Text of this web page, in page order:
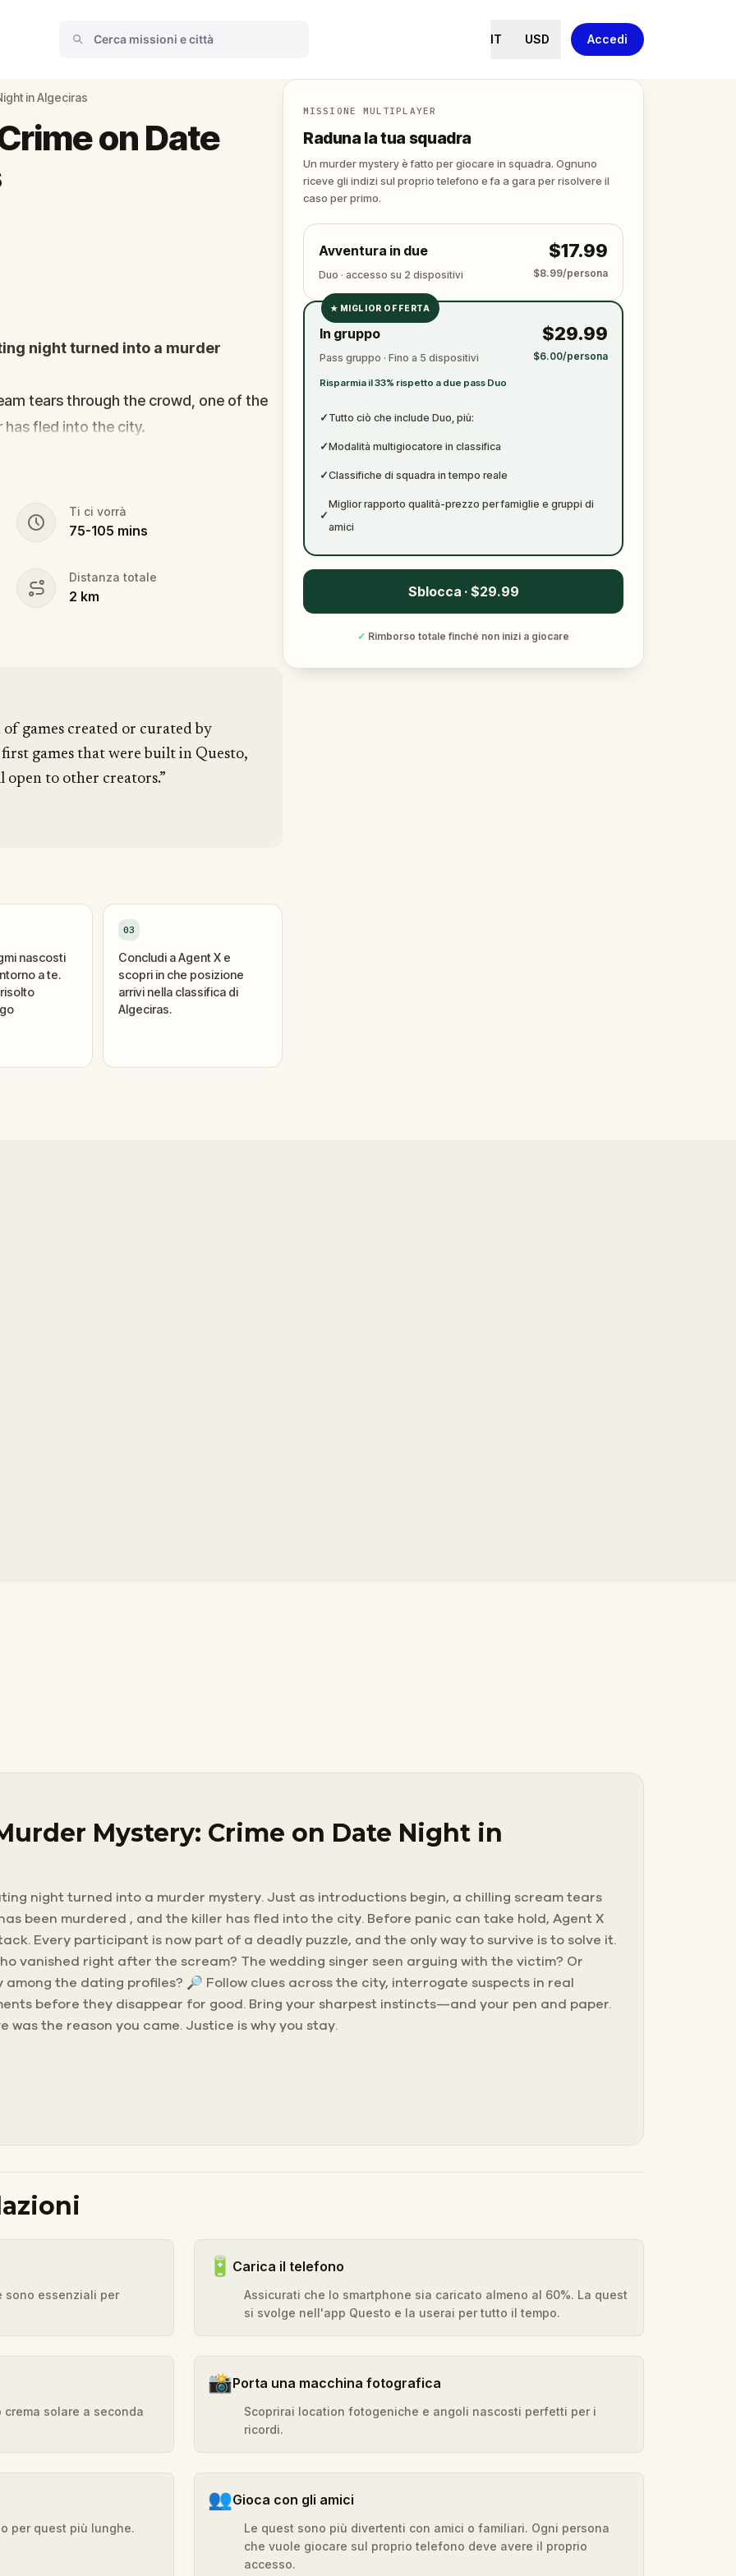
IT USD Accedi
in Algeciras
on Date
night turned into a murder
tears through the crowd, one of the
has fled into the city.
and the only way to survive is to
right after the scream? The
suspects in real locations, and
and paper.
Ti ci vorrà
75-105 mins
Distanza totale
2 km
games created or curated by
games that were built in Questo,
to other creators.”
nascosti
a te.
03
Concludi a Agent X e
scopri in che posizione
arrivi nella classifica di
Algeciras.
MISSIONE MULTIPLAYER
Raduna la tua squadra
Un murder mystery è fatto per giocare in squadra. Ognuno
riceve gli indizi sul proprio telefono e fa a gara per risolvere il
caso per primo.
Avventura in due
Duo · accesso su 2 dispositivi
$17.99
$8.99/persona
✓
✓
★ MIGLIOR OFFERTA
In gruppo
Pass gruppo · Fino a 5 dispositivi
Risparmia il 33% rispetto a due pass Duo
$29.99
$6.00/persona
✓ Tutto ciò che include Duo, più:
✓Modalità multigiocatore in classifica
✓Classifiche di squadra in tempo reale
✓
Miglior rapporto qualità-prezzo per famiglie e gruppi di
amici
Sblocca · $29.99
✓ Rimborso totale finché non inizi a giocare
Mystery: Crime on Date Night in
night turned into a murder mystery. Just as introductions begin, a chilling scream tears
been murdered , and the killer has fled into the city. Before panic can take hold, Agent X
Every participant is now part of a deadly puzzle, and the only way to survive is to solve it.
vanished right after the scream? The wedding singer seen arguing with the victim? Or
the dating profiles? 🔎 Follow clues across the city, interrogate suspects in real
before they disappear for good. Bring your sharpest instincts—and your pen and paper.
was the reason you came. Justice is why you stay.
sono essenziali per
🔋 Carica il telefono
Assicurati che lo smartphone sia caricato almeno al 60%. La quest
si svolge nell'app Questo e la userai per tutto il tempo.
solare a seconda
📸Porta una macchina fotografica
Scoprirai location fotogeniche e angoli nascosti perfetti per i
ricordi.
per quest più lunghe.
👥Gioca con gli amici
Le quest sono più divertenti con amici o familiari. Ogni persona
che vuole giocare sul proprio telefono deve avere il proprio
accesso.